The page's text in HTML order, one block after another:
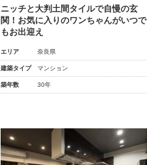
ニッチと大判土間タイルで自慢の玄
関！お気に入りのワンちゃんがいつで
もお出迎え
エリア 奈良県
建築タイプ マンション
築年数 30年